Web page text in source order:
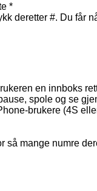
*
deretter #. Du får
en innboks
spole og se
brukere (4S
så mange numre